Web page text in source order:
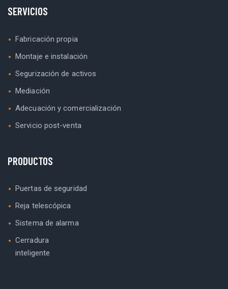
SERVICIOS
Fabricación propia
Montaje e instalación
Segurización de activos
Mediación
Adecuación y comercialización
Servicio post-venta
PRODUCTOS
Puertas de seguridad
Reja telescópica
Sistema de alarma
Cerradura
inteligente